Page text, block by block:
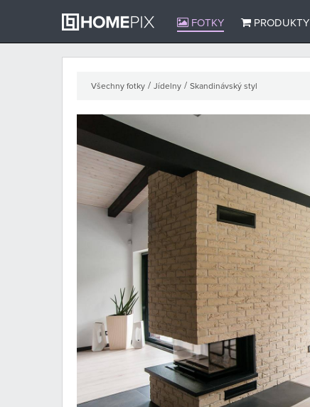
FOTKY PRODUKTY
Všechny fotky / Jídelny / Skandinávský styl